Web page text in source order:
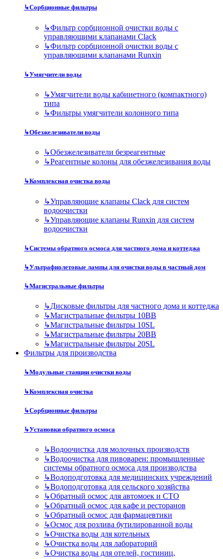
↳Сорбционные фильтры
↳Фильтр сорбционной очистки воды с
управляющими клапанами Clack
↳Фильтр сорбционной очистки воды с
управляющими клапанами Runxin
↳Умягчители воды
↳Умягчители воды кабинетного (компактного)
типа
↳Фильтры умягчители колонного типа
↳Обезжелезиватели воды
↳Обезжелезиватели безреагентные
↳Реагентные колоны для обезжелезивания воды
↳Комплексная очистка воды
↳Управляющие клапаны Clack для систем
водоочистки
↳Управляющие клапаны Runxin для систем
водоочистки
↳Системы обратного осмоса для частного дома и коттеджа
↳Ультрафиолетовые лампы для очистки воды в частный дом
↳Магистральные фильтры
↳Дисковые фильтры для частного дома и коттеджа
↳Магистральные фильтры 10BB
↳Магистральные фильтры 10SL
↳Магистральные фильтры 20BB
↳Магистральные фильтры 20SL
Фильтры для производства
↳Модульные станции очистки воды
↳Комплексная очистка
↳Сорбционные фильтры
↳Установки обратного осмоса
↳Водоочистка для молочных производств
↳Водоочистка для пивоварен: промышленные
системы обратного осмоса для производства
↳Водоподготовка для медицинских учреждений
↳Водоподготовка для сельского хозяйства
↳Обратный осмос для автомоек и СТО
↳Обратный осмос для кафе и ресторанов
↳Обратный осмос для фармацевтики
↳Осмос для розлива бутилированной воды
↳Очистка воды для котельных
↳Очистка воды для лабораторий
↳Очистка воды для отелей, гостиниц,